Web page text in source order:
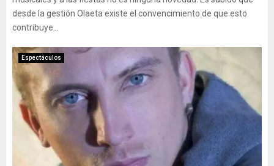
desde la gestión Olaeta existe el convencimiento de que esto
contribuye...
Espectáculos